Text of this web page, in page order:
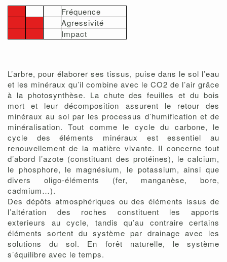
Fréquence
Agressivité
Impact
L’arbre, pour élaborer ses tissus, puise dans le sol l’eau
et les minéraux qu’il combine avec le CO2 de l’air grâce
à la photosynthèse. La chute des feuilles et du bois
mort et leur décomposition assurent le retour des
minéraux au sol par les processus d’humification et de
minéralisation. Tout comme le cycle du carbone, le
cycle des éléments minéraux est essentiel au
renouvellement de la matière vivante. Il concerne tout
d’abord l’azote (constituant des protéines), le calcium,
le phosphore, le magnésium, le potassium, ainsi que
divers oligo-éléments (fer, manganèse, bore,
cadmium…).
Des dépôts atmosphériques ou des éléments issus de
l’altération des roches constituent les apports
exterieurs au cycle, tandis qu’au contraire certains
éléments sortent du système par drainage avec les
solutions du sol. En forêt naturelle, le système
s’équilibre avec le temps.